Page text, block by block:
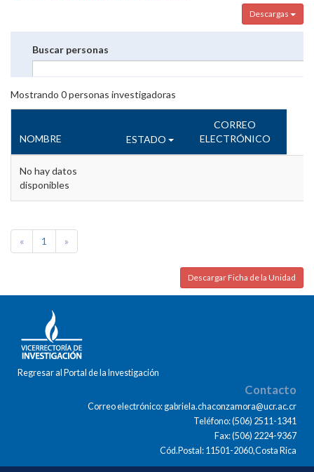
Descargas
Buscar personas
Mostrando 0personas investigadoras
NOMBRE ESTADO
CORREO
ELECTRÓNICO
No hay datos
disponibles
« 1 »
Descargar Ficha de la Unidad
Regresar al Portal de la Investigación
Contacto
Correo electrónico: gabriela.chaconzamora@ucr.ac.cr
Teléfono: (506) 2511-1341
Fax: (506) 2224-9367
Cód.Postal: 11501-2060,Costa Rica